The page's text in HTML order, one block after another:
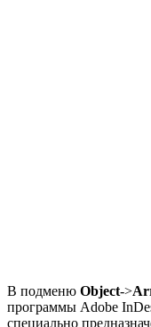
В подменю Object->
программы Adobe
специально